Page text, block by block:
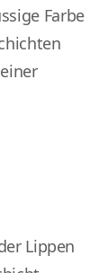
Farbe
Lippen